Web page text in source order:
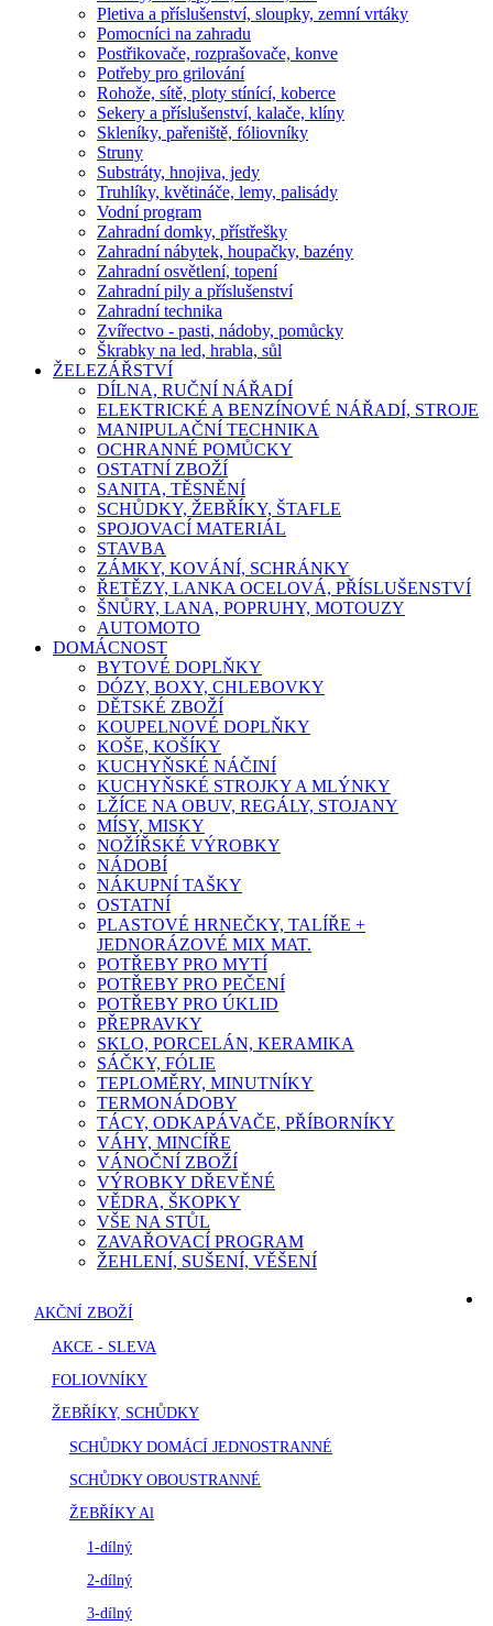
Pletiva a příslušenství, sloupky, zemní vrtáky
Pomocníci na zahradu
Postřikovače, rozprašovače, konve
Potřeby pro grilování
Rohože, sítě, ploty stínící, koberce
Sekery a příslušenství, kalače, klíny
Skleníky, pařeniště, fóliovníky
Struny
Substráty, hnojiva, jedy
Truhlíky, květináče, lemy, palisády
Vodní program
Zahradní domky, přístřešky
Zahradní nábytek, houpačky, bazény
Zahradní osvětlení, topení
Zahradní pily a příslušenství
Zahradní technika
Zvířectvo - pasti, nádoby, pomůcky
Škrabky na led, hrabla, sůl
ŽELEZÁŘSTVÍ
DÍLNA, RUČNÍ NÁŘADÍ
ELEKTRICKÉ A BENZÍNOVÉ NÁŘADÍ, STROJE
MANIPULAČNÍ TECHNIKA
OCHRANNÉ POMŮCKY
OSTATNÍ ZBOŽÍ
SANITA, TĚSNĚNÍ
SCHŮDKY, ŽEBŘÍKY, ŠTAFLE
SPOJOVACÍ MATERIÁL
STAVBA
ZÁMKY, KOVÁNÍ, SCHRÁNKY
ŘETĚZY, LANKA OCELOVÁ, PŘÍSLUŠENSTVÍ
ŠNŮRY, LANA, POPRUHY, MOTOUZY
AUTOMOTO
DOMÁCNOST
BYTOVÉ DOPLŇKY
DÓZY, BOXY, CHLEBOVKY
DĚTSKÉ ZBOŽÍ
KOUPELNOVÉ DOPLŇKY
KOŠE, KOŠÍKY
KUCHYŇSKÉ NÁČINÍ
KUCHYŇSKÉ STROJKY A MLÝNKY
LŽÍCE NA OBUV, REGÁLY, STOJANY
MÍSY, MISKY
NOŽÍŘSKÉ VÝROBKY
NÁDOBÍ
NÁKUPNÍ TAŠKY
OSTATNÍ
PLASTOVÉ HRNEČKY, TALÍŘE +
JEDNORÁZOVÉ MIX MAT.
POTŘEBY PRO MYTÍ
POTŘEBY PRO PEČENÍ
POTŘEBY PRO ÚKLID
PŘEPRAVKY
SKLO, PORCELÁN, KERAMIKA
SÁČKY, FÓLIE
TEPLOMĚRY, MINUTNÍKY
TERMONÁDOBY
TÁCY, ODKAPÁVAČE, PŘÍBORNÍKY
VÁHY, MINCÍŘE
VÁNOČNÍ ZBOŽÍ
VÝROBKY DŘEVĚNÉ
VĚDRA, ŠKOPKY
VŠE NA STŮL
ZAVAŘOVACÍ PROGRAM
ŽEHLENÍ, SUŠENÍ, VĚŠENÍ
AKČNÍ ZBOŽÍ
AKCE - SLEVA
FOLIOVNÍKY
ŽEBŘÍKY, SCHŮDKY
SCHŮDKY DOMÁCÍ JEDNOSTRANNÉ
SCHŮDKY OBOUSTRANNÉ
ŽEBŘÍKY Al
1-dílný
2-dílný
3-dílný